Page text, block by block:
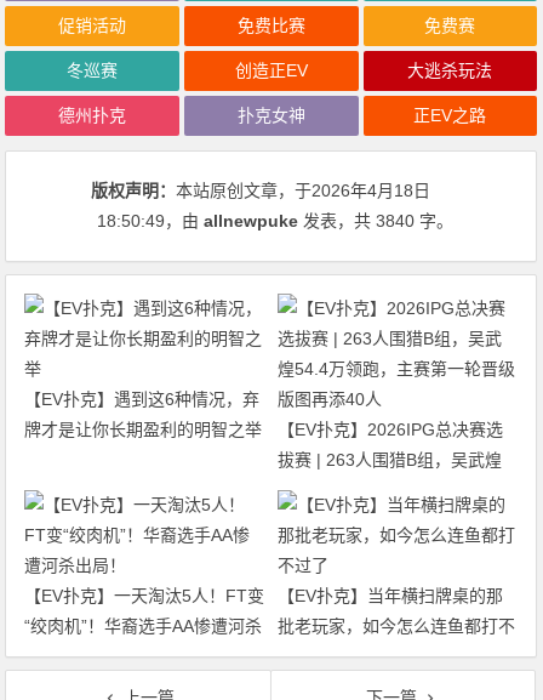
促销活动 免费比赛 免费赛
冬巡赛 创造正EV 大逃杀玩法
德州扑克 扑克女神 正EV之路
版权声明：本站原创文章，于2026年4月18日
18:50:49，由allnewpuke 发表，共 3840 字。
【EV扑克】遇到这6种情况，弃
牌才是让你长期盈利的明智之举
【EV扑克】2026IPG总决赛选
拔赛 | 263人围猎B组，吴武煌
54.4万领跑，主赛第一轮晋级版
【EV扑克】一天淘汰5人！FT变
“绞肉机”！华裔选手AA惨遭河杀
出局！
【EV扑克】当年横扫牌桌的那
批老玩家，如今怎么连鱼都打不
过了